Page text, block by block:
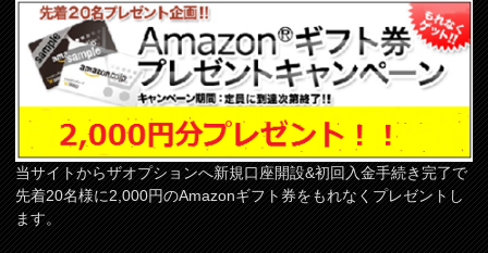
当サイトからザオプションへ新規口座開設&初回入金手続き完了で
先着20名様に2,000円のAmazonギフト券をもれなくプレゼントし
ます。